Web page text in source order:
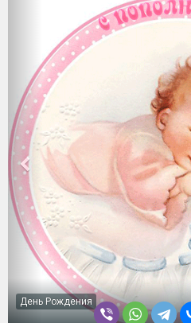
День Рождения